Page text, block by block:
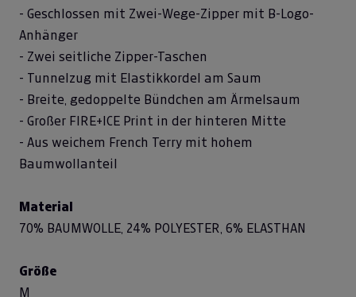
- Geschlossen mit Zwei-Wege-Zipper mit B-Logo-
Anhänger
- Zwei seitliche Zipper-Taschen
- Tunnelzug mit Elastikkordel am Saum
- Breite, gedoppelte Bündchen am Ärmelsaum
- Großer FIRE+ICE Print in der hinteren Mitte
- Aus weichem French Terry mit hohem
Baumwollanteil
Material
70% BAUMWOLLE, 24% POLYESTER, 6% ELASTHAN
Größe
M